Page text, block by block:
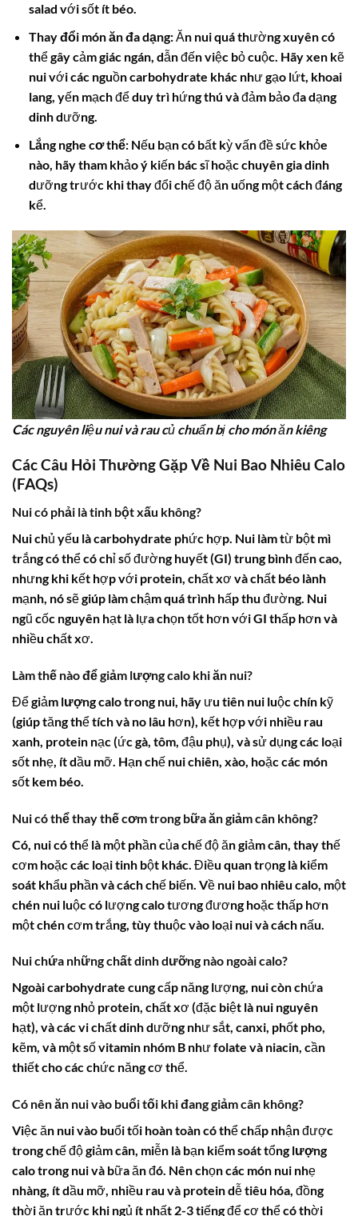
salad với sốt ít béo.
Thay đổi món ăn đa dạng: Ăn nui quá thường xuyên có
thể gây cảm giác ngán, dẫn đến việc bỏ cuộc. Hãy xen kẽ
nui với các nguồn carbohydrate khác như gạo lứt, khoai
lang, yến mạch để duy trì hứng thú và đảm bảo đa dạng
dinh dưỡng.
Lắng nghe cơ thể: Nếu bạn có bất kỳ vấn đề sức khỏe
nào, hãy tham khảo ý kiến bác sĩ hoặc chuyên gia dinh
dưỡng trước khi thay đổi chế độ ăn uống một cách đáng
kể.
Các nguyên liệu nui và rau củ chuẩn bị cho món ăn kiêng
Các Câu Hỏi Thường Gặp Về Nui Bao Nhiêu Calo
(FAQs)
Nui có phải là tinh bột xấu không?
Nui chủ yếu là carbohydrate phức hợp. Nui làm từ bột mì
trắng có thể có chỉ số đường huyết (GI) trung bình đến cao,
nhưng khi kết hợp với protein, chất xơ và chất béo lành
mạnh, nó sẽ giúp làm chậm quá trình hấp thu đường. Nui
ngũ cốc nguyên hạt là lựa chọn tốt hơn với GI thấp hơn và
nhiều chất xơ.
Làm thế nào để giảm lượng calo khi ăn nui?
Để giảm lượng calo trong nui , hãy ưu tiên nui luộc chín kỹ
(giúp tăng thể tích và no lâu hơn), kết hợp với nhiều rau
xanh, protein nạc (ức gà, tôm, đậu phụ), và sử dụng các loại
sốt nhẹ, ít dầu mỡ. Hạn chế nui chiên, xào, hoặc các món
sốt kem béo.
Nui có thể thay thế cơm trong bữa ăn giảm cân không?
Có, nui có thể là một phần của chế độ ăn giảm cân, thay thế
cơm hoặc các loại tinh bột khác. Điều quan trọng là kiểm
soát khẩu phần và cách chế biến. Về nui bao nhiêu calo , một
chén nui luộc có lượng calo tương đương hoặc thấp hơn
một chén cơm trắng, tùy thuộc vào loại nui và cách nấu.
Nui chứa những chất dinh dưỡng nào ngoài calo?
Ngoài carbohydrate cung cấp năng lượng, nui còn chứa
một lượng nhỏ protein, chất xơ (đặc biệt là nui nguyên
hạt), và các vi chất dinh dưỡng như sắt, canxi, phốt pho,
kẽm, và một số vitamin nhóm B như folate và niacin, cần
thiết cho các chức năng cơ thể.
Có nên ăn nui vào buổi tối khi đang giảm cân không?
Việc ăn nui vào buổi tối hoàn toàn có thể chấp nhận được
trong chế độ giảm cân, miễn là bạn kiểm soát tổnglượng
calo trong nuivà bữa ăn đó. Nên chọn các món nui nhẹ
nhàng, ít dầu mỡ, nhiều rau và protein dễ tiêu hóa, đồng
thời ăn trước khi ngủ ít nhất 2-3 tiếng để cơ thể có thời